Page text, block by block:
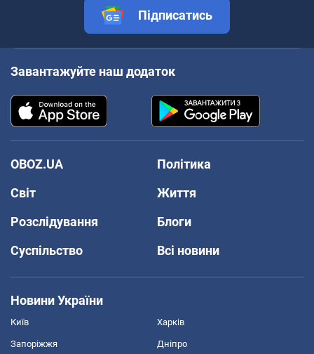
Підписатись
Завантажуйте наш додаток
OBOZ.UA
Політика
Світ
Життя
Розслідування
Блоги
Суспільство
Всі новини
Новини України
Київ Харків
Запоріжжя Дніпро